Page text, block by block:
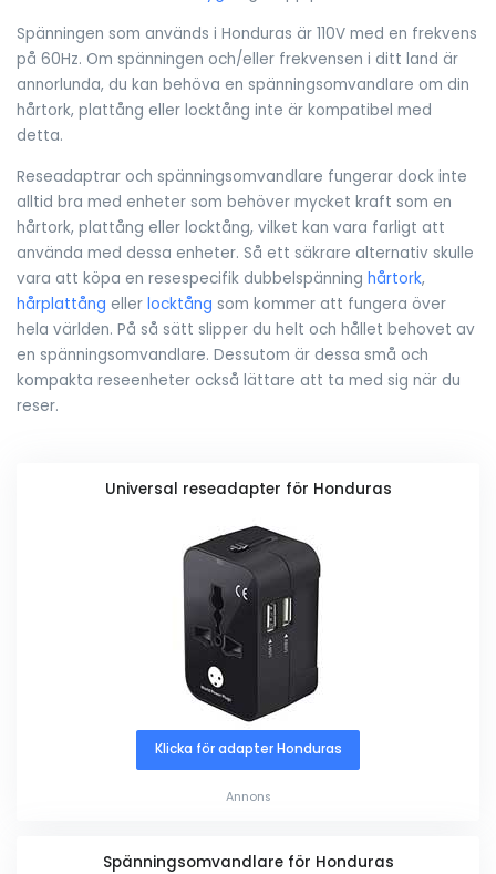
Spänningen som används i Honduras är 110V med en frekvens
på 60Hz. Om spänningen och/eller frekvensen i ditt land är
annorlunda, du kan behöva en spänningsomvandlare om din
hårtork, plattång eller locktång inte är kompatibel med
detta.
Reseadaptrar och spänningsomvandlare fungerar dock inte
alltid bra med enheter som behöver mycket kraft som en
hårtork, plattång eller locktång, vilket kan vara farligt att
använda med dessa enheter. Så ett säkrare alternativ skulle
vara att köpa en resespecifik dubbelspänning hårtork,
hårplattång eller locktång som kommer att fungera över
hela världen. På så sätt slipper du helt och hållet behovet av
en spänningsomvandlare. Dessutom är dessa små och
kompakta reseenheter också lättare att ta med sig när du
reser.
Universal reseadapter för Honduras
Klicka för adapter Honduras
Annons
Spänningsomvandlare för Honduras